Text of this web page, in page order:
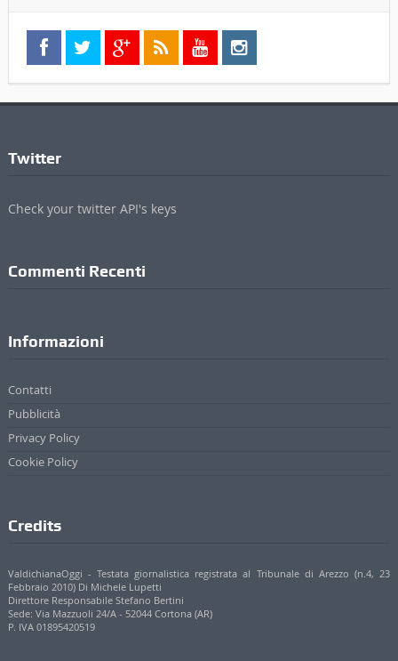
Twitter
Check your twitter API's keys
Commenti Recenti
Informazioni
Contatti
Pubblicità
Privacy Policy
Cookie Policy
Credits
ValdichianaOggi - Testata giornalistica registrata al Tribunale di Arezzo (n.4, 23
Febbraio 2010) Di Michele Lupetti
Direttore Responsabile Stefano Bertini
Sede: Via Mazzuoli 24/A - 52044 Cortona (AR)
P. IVA 01895420519